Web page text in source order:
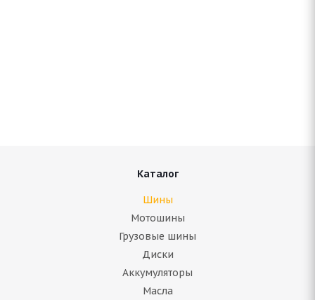
Каталог
Шины
Мотошины
Грузовые шины
Диски
Аккумуляторы
Масла